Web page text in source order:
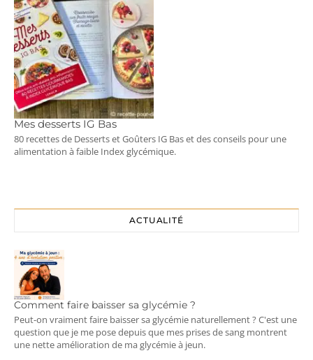
Mes desserts IG Bas
80 recettes de Desserts et Goûters IG Bas et des conseils pour une
alimentation à faible Index glycémique.
ACTUALITÉ
Comment faire baisser sa glycémie ?
Peut-on vraiment faire baisser sa glycémie naturellement ? C'est une
question que je me pose depuis que mes prises de sang montrent
une nette amélioration de ma glycémie à jeun.